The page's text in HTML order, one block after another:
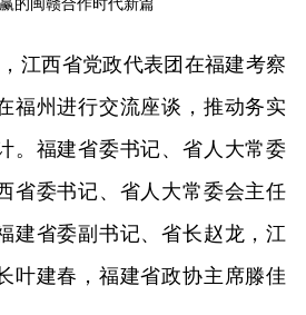
的闽赣合作时代新篇
江西省党政代表团在福建考察
福州进行交流座谈，推动务实
。福建省委书记、省人大常委
省委书记、省人大常委会主任
建省委副书记、省长赵龙，江
叶建春，福建省政协主席滕佳